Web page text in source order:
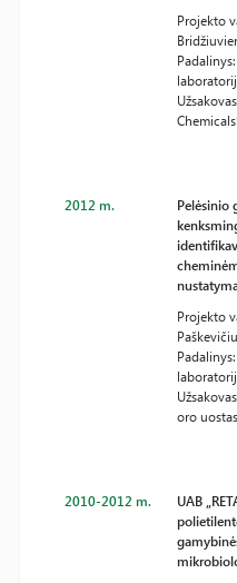
Projekto
2012 m.
Pelėsinio
Projekto
oro uostas
2010-2012 m.
UAB